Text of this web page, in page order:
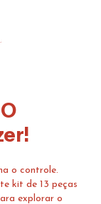
o controle.
kit de 13 peças
explorar o